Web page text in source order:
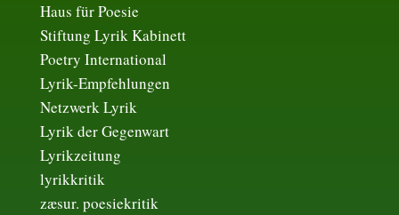
Haus für Poesie
Stiftung Lyrik Kabinett
Poetry International
Lyrik-Empfehlungen
Netzwerk Lyrik
Lyrik der Gegenwart
Lyrikzeitung
lyrikkritik
zæsur. poesiekritik